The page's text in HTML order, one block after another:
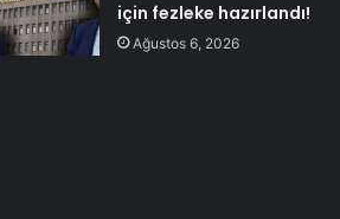
için fezleke hazırlandı!
Ağustos 6, 2026